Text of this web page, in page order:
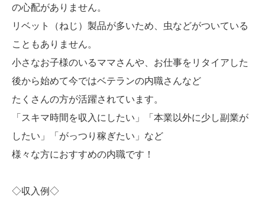
の心配がありません。
リベット（ねじ）製品が多いため、虫などがついている
こともありません。
小さなお子様のいるママさんや、お仕事をリタイアした
後から始めて今ではベテランの内職さんなど
たくさんの方が活躍されています。
「スキマ時間を収入にしたい」「本業以外に少し副業が
したい」「がっつり稼ぎたい」など
様々な方におすすめの内職です！
◇収入例◇